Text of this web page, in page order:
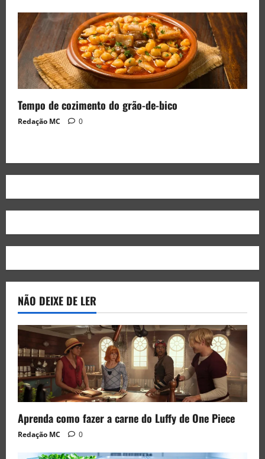
Tempo de cozimento do grão-de-bico
Redação MC 0
NÃO DEIXE DE LER
Aprenda como fazer a carne do Luffy de One Piece
Redação MC 0